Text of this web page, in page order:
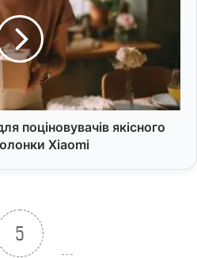
поціновувачів якісного
Xiaomi
5